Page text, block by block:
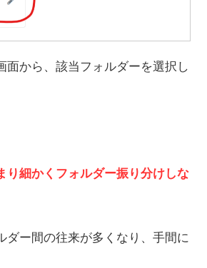
面から、該当フォルダーを選択し
り細かくフォルダー振り分けしな
ダー間の往来が多くなり、手間に